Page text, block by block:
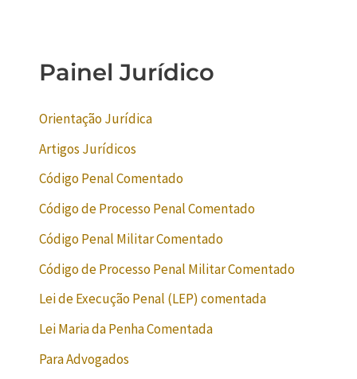
Painel Jurídico
Orientação Jurídica
Artigos Jurídicos
Código Penal Comentado
Código de Processo Penal Comentado
Código Penal Militar Comentado
Código de Processo Penal Militar Comentado
Lei de Execução Penal (LEP) comentada
Lei Maria da Penha Comentada
Para Advogados